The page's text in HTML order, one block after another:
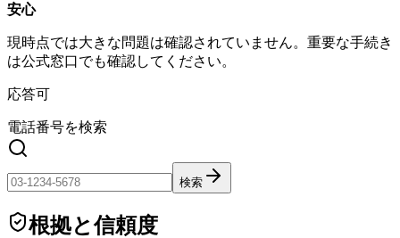
安心
現時点では大きな問題は確認されていません。重要な手続き
は公式窓口でも確認してください。
応答可
電話番号を検索
検索
根拠と信頼度